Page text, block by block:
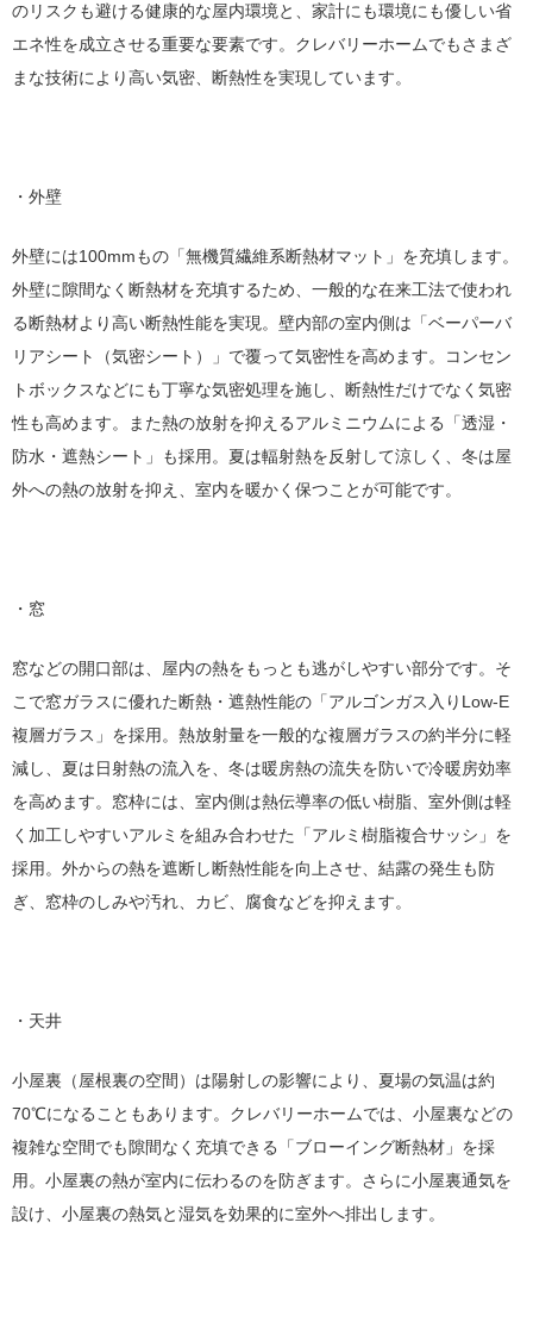
のリスクも避ける健康的な屋内環境と、家計にも環境にも優しい省
エネ性を成立させる重要な要素です。クレバリーホームでもさまざ
まな技術により高い気密、断熱性を実現しています。
・外壁
外壁には100mmもの「無機質繊維系断熱材マット」を充填します。
外壁に隙間なく断熱材を充填するため、一般的な在来工法で使われ
る断熱材より高い断熱性能を実現。壁内部の室内側は「ベーパーバ
リアシート（気密シート）」で覆って気密性を高めます。コンセン
トボックスなどにも丁寧な気密処理を施し、断熱性だけでなく気密
性も高めます。また熱の放射を抑えるアルミニウムによる「透湿・
防水・遮熱シート」も採用。夏は輻射熱を反射して涼しく、冬は屋
外への熱の放射を抑え、室内を暖かく保つことが可能です。
・窓
窓などの開口部は、屋内の熱をもっとも逃がしやすい部分です。そ
こで窓ガラスに優れた断熱・遮熱性能の「アルゴンガス入りLow-E
複層ガラス」を採用。熱放射量を一般的な複層ガラスの約半分に軽
減し、夏は日射熱の流入を、冬は暖房熱の流失を防いで冷暖房効率
を高めます。窓枠には、室内側は熱伝導率の低い樹脂、室外側は軽
く加工しやすいアルミを組み合わせた「アルミ樹脂複合サッシ」を
採用。外からの熱を遮断し断熱性能を向上させ、結露の発生も防
ぎ、窓枠のしみや汚れ、カビ、腐食などを抑えます。
・天井
小屋裏（屋根裏の空間）は陽射しの影響により、夏場の気温は約
70℃になることもあります。クレバリーホームでは、小屋裏などの
複雑な空間でも隙間なく充填できる「ブローイング断熱材」を採
用。小屋裏の熱が室内に伝わるのを防ぎます。さらに小屋裏通気を
設け、小屋裏の熱気と湿気を効果的に室外へ排出します。